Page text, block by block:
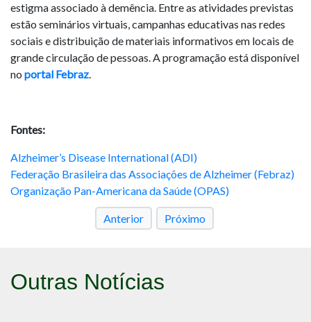
estigma associado à demência. Entre as atividades previstas
estão seminários virtuais, campanhas educativas nas redes
sociais e distribuição de materiais informativos em locais de
grande circulação de pessoas. A programação está disponível
no portal Febraz.
Fontes:
Alzheimer’s Disease International (ADI)
Federação Brasileira das Associações de Alzheimer (Febraz)
Organização Pan-Americana da Saúde (OPAS)
Anterior Próximo
Outras Notícias